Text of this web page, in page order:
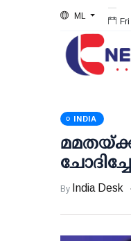
ML
INDIA
By India Desk